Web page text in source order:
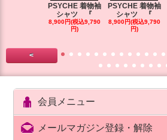
PSYCHE 着物袖
シャツ 『
8,900円(税込9,790
円)
PSYCHE 着物袖
シャツ 『
8,900円(税込9,790
円)
<
会員メニュー
メールマガジン登録・解除